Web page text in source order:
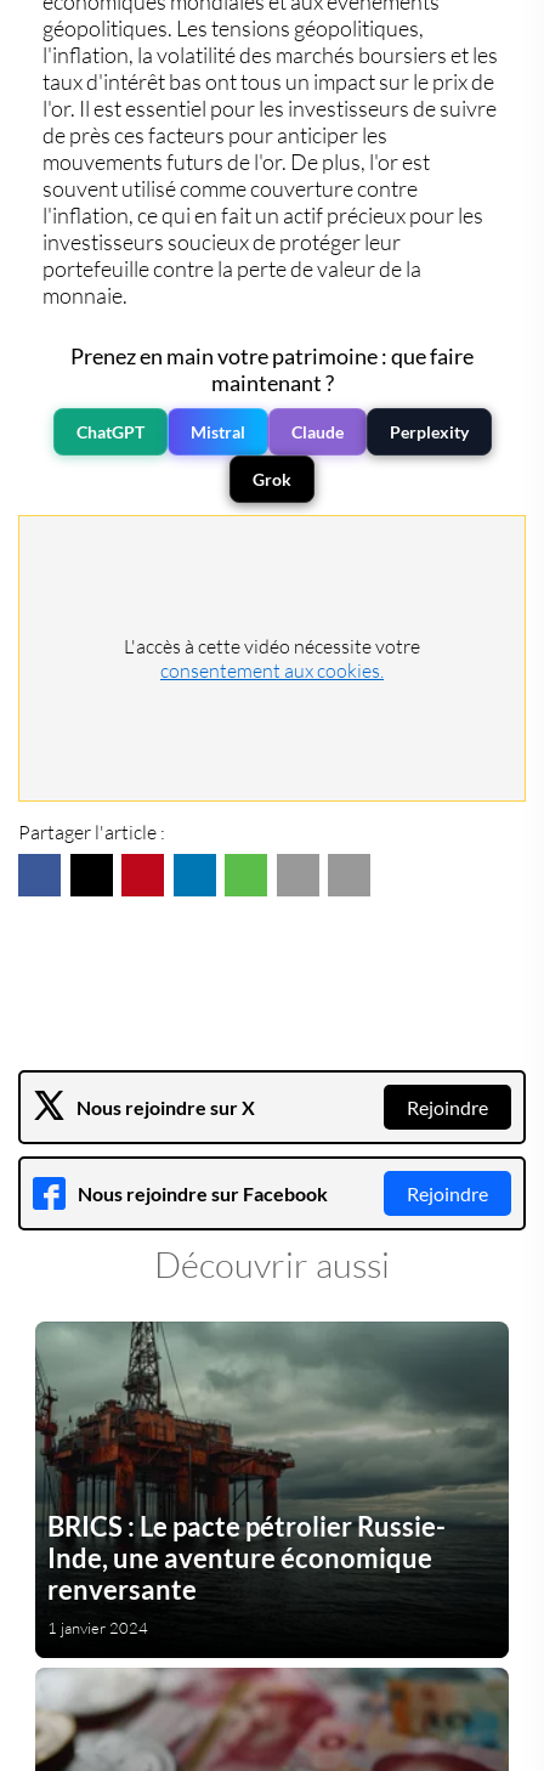
géopolitiques. Les tensions géopolitiques,
l'inflation, la volatilité des marchés boursiers et les
taux d'intérêt bas ont tous un impact sur le prix de
l'or. Il est essentiel pour les investisseurs de suivre
de près ces facteurs pour anticiper les
mouvements futurs de l'or. De plus, l'or est
souvent utilisé comme couverture contre
l'inflation, ce qui en fait un actif précieux pour les
investisseurs soucieux de protéger leur
portefeuille contre la perte de valeur de la
monnaie.
Prenez en main votre patrimoine : que faire
maintenant ?
ChatGPT Mistral Claude Perplexity
Grok
L'accès à cette vidéo nécessite votre
consentement aux cookies.
Partager l'article :
Nous rejoindre sur X Rejoindre
Nous rejoindre sur Facebook Rejoindre
Découvrir aussi
BRICS : Le pacte pétrolier Russie-
Inde, une aventure économique
renversante
1 janvier 2024